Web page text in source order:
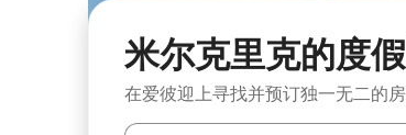
米尔克里克的度
在爱彼迎上寻找并预订独一无二的